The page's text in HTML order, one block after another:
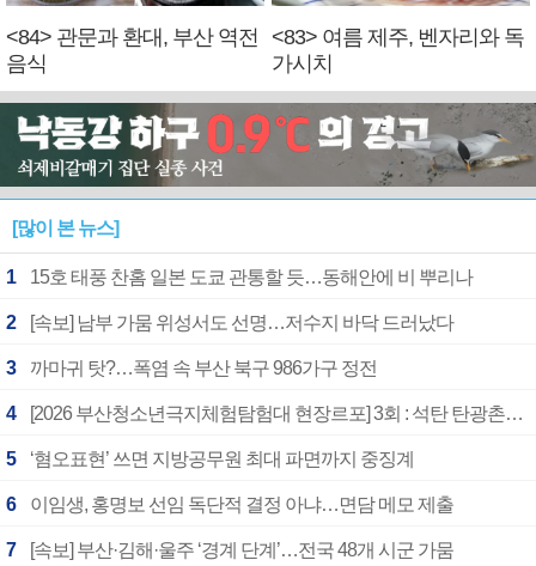
<84> 관문과 환대, 부산 역전
음식
<83> 여름 제주, 벤자리와 독
가시치
[많이 본 뉴스]
1 15호 태풍 찬홈 일본 도쿄 관통할 듯…동해안에 비 뿌리나
2 [속보] 남부 가뭄 위성서도 선명…저수지 바닥 드러났다
3 까마귀 탓?…폭염 속 부산 북구 986가구 정전
4 [2026 부산청소년극지체험탐험대 현장르포] 3회 : 석탄 탄광촌에서 북극 연구의 중심지로
5 ‘혐오표현’ 쓰면 지방공무원 최대 파면까지 중징계
6 이임생, 홍명보 선임 독단적 결정 아냐…면담 메모 제출
7 [속보] 부산·김해·울주 ‘경계 단계’…전국 48개 시군 가뭄